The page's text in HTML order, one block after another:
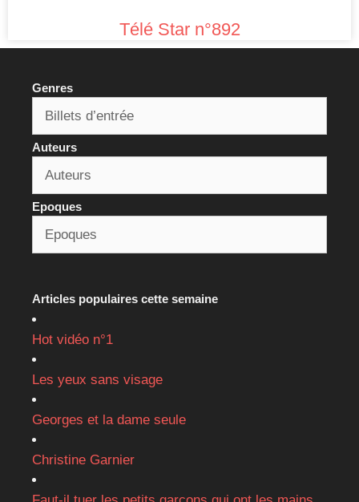
Télé Star n°892
Genres
Auteurs
Epoques
Articles populaires cette semaine
Hot vidéo n°1
Les yeux sans visage
Georges et la dame seule
Christine Garnier